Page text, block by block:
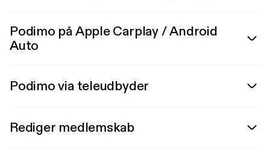
Podimo på Apple Carplay / Android
Auto
Podimo via teleudbyder
Rediger medlemskab